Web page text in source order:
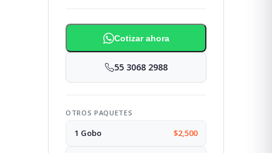
Cotizar ahora
55 3068 2988
OTROS PAQUETES
1 Gobo $2,500